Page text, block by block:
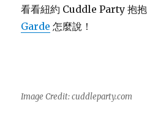
看看紐約 Cuddle Party 抱
Garde 怎麼說！
Image Credit: cuddleparty.com